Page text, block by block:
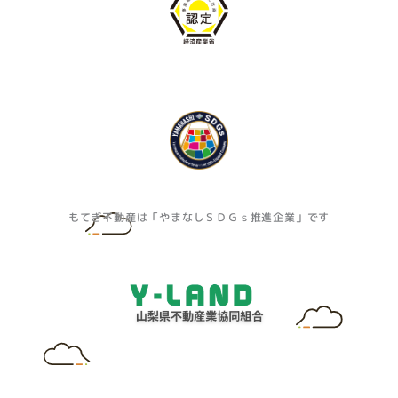
もてぎ不動産は「やまなしＳＤＧｓ推進企業」です